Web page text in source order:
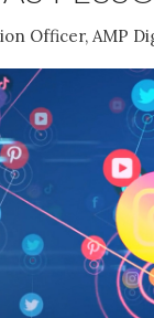
Officer, AMP